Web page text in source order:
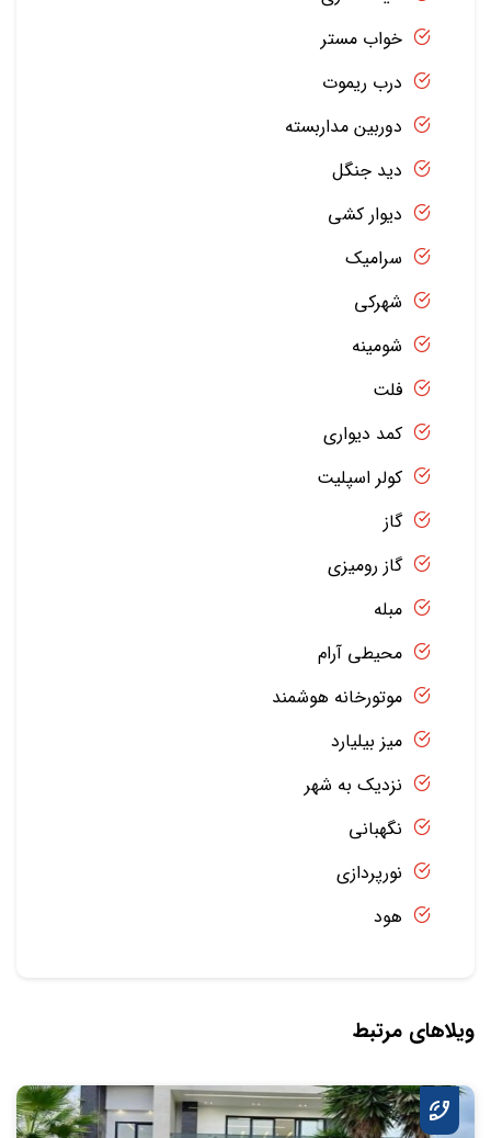
خواب مستر
درب ریموت
دوربین مداربسته
دید جنگل
دیوار کشی
سرامیک
شهرکی
شومینه
فلت
کمد دیواری
کولر اسپلیت
گاز
گاز رومیزی
مبله
محیطی آرام
موتورخانه هوشمند
میز بیلیارد
نزدیک به شهر
نگهبانی
نورپردازی
هود
ویلاهای مرتبط